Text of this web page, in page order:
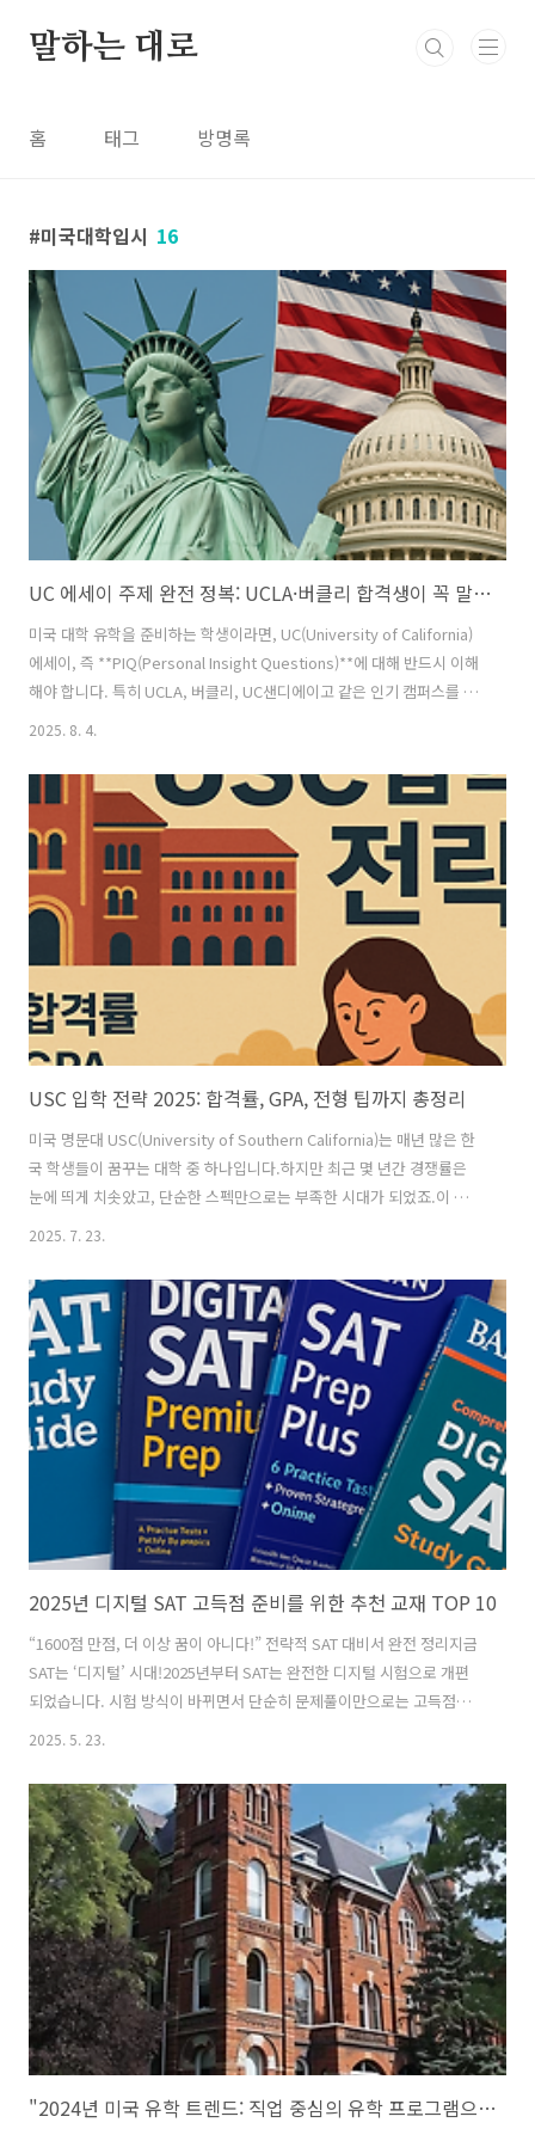
말하는 대로
홈 태그 방명록
미국대학입시 16
UC 에세이 주제 완전 정복: UCLA·버클리 합격생이 꼭 말하는 전략
미국 대학 유학을 준비하는 학생이라면, UC(University of California)
에세이, 즉 **PIQ(Personal Insight Questions)**에 대해 반드시 이해
해야 합니다. 특히 UCLA, 버클리, UC샌디에이고 같은 인기 캠퍼스를 목
표로 한다면, 이 에세이는 단순한 ‘부가자료’가 아니라 합격을 좌우할 핵
지원자는 약 25만 명.그 중 173,000명 이상이 UCLA에 지원하며, 입학사
정관들은 수만 건의 지원서를 빠르게 읽어야 합니다. SAT/ACT가 완전히
제외된 시험 블라인드 정책 아래, 입학사정관이 여러분을 평가할 수 있는
거의 유일한 창구가 바로 **에세이(PIQ)**입니다.UC 시스템은 Comm..
2025. 8. 4.
USC 입학 전략 2025: 합격률, GPA, 전형 팁까지 총정리
미국 명문대 USC(University of Southern California)는 매년 많은 한
국 학생들이 꿈꾸는 대학 중 하나입니다.하지만 최근 몇 년간 경쟁률은
눈에 띄게 치솟았고, 단순한 스펙만으로는 부족한 시대가 되었죠.이 글에
서는 2025 USC 합격률부터 GPA·SAT 기준, 지원 전략, 조기 전형 정보,
학생·학부모라면 꼭 끝까지 읽어보세요.✅ 2025 USC 입시 핵심 요약항
목내용전체 합격률약 13% (가을+봄 합산 기준)조기 전형 합격률약 7%
(EA 기준)평균 GPA3.85~4.0 (비가중 기준)SAT 중간 50%1460 ~ 1540
점ACT 중간 50%32 ~ 35점상위 10% 내 비율67% 이상에세이 요구전
공 설명..
2025. 7. 23.
2025년 디지털 SAT 고득점 준비를 위한 추천 교재 TOP 10
“1600점 만점, 더 이상 꿈이 아니다!” 전략적 SAT 대비서 완전 정리지금
SAT는 ‘디지털’ 시대!2025년부터 SAT는 완전한 디지털 시험으로 개편
되었습니다. 시험 방식이 바뀌면서 단순히 문제풀이만으로는 고득점을
기대하기 어려워졌죠. 실제 시험 환경을 체험하고, 변화된 유형에 맞춰
번 글에서는 최신 디지털 SAT 포맷에 맞춰 출간된 최고의 SAT 준비 교재
10권을 선정해 정리해봤습니다. 실전 모의고사부터 전략, 과목별 집중
공략서까지, 수험생에게 진짜 도움이 되는 정보만 담았습니다.종합 SAT
대비에 강한 추천서 BEST 6순위책 제목특징가격 (미국 기준)1위The
Official Digital SAT Study GuideSAT..
2025. 5. 23.
"2024년 미국 유학 트렌드: 직업 중심의 유학 프로그램으로 경력 준비하기"